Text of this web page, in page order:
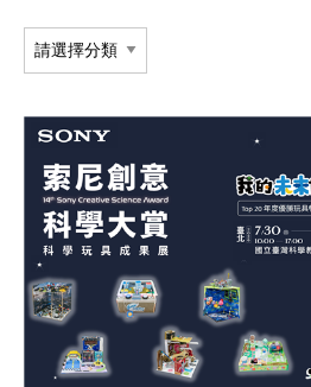
閱讀詳細內容